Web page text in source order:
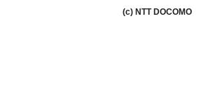
(c) NTT DOCOMO